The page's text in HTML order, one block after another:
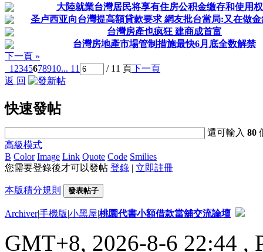
大陸就業台灣居民将享有住房公积金缴存和使用
圣卢西亚向台灣提高額貸款要求 網友批台當局:又在做金
台灣房產也疯狂 建商成首富
台灣房地產市場管制措施最快6月底全数解禁
下一頁 »
1 2345678910... 11 / 11 頁下一頁
返 回
快速發帖
還可輸入80
高級模式
B Color Image Link Quote Code Smilies
您需要登錄後才可以發帖 登錄 | 立即註冊
本版積分規則 發表帖子
Archiver|手機版|小黑屋|桃園代書小額借款當舖交流論壇
GMT+8, 2026-8-6 22:44 ,